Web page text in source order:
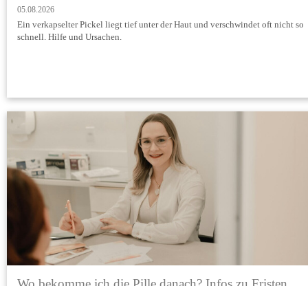
05.08.2026
Ein verkapselter Pickel liegt tief unter der Haut und verschwindet oft nicht so
schnell. Hilfe und Ursachen.